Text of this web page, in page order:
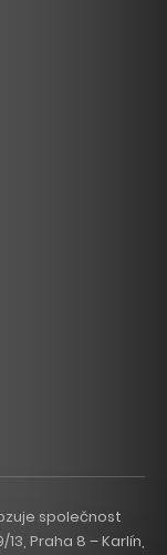
společnost
Praha 8 – Karlín,